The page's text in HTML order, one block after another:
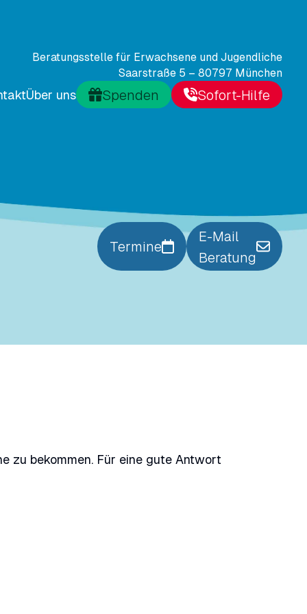
Beratungsstelle für Erwachsene und Jugendliche
Saarstraße 5 – 80797 München
Über uns Spenden Sofort-Hilfe
Termine
E-Mail
Beratung
zu bekommen. Für eine gute Antwort